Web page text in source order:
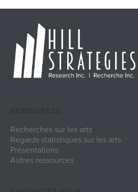
Recherches sur les arts
Regards statistiques sur les arts
Présentations
Autres ressources